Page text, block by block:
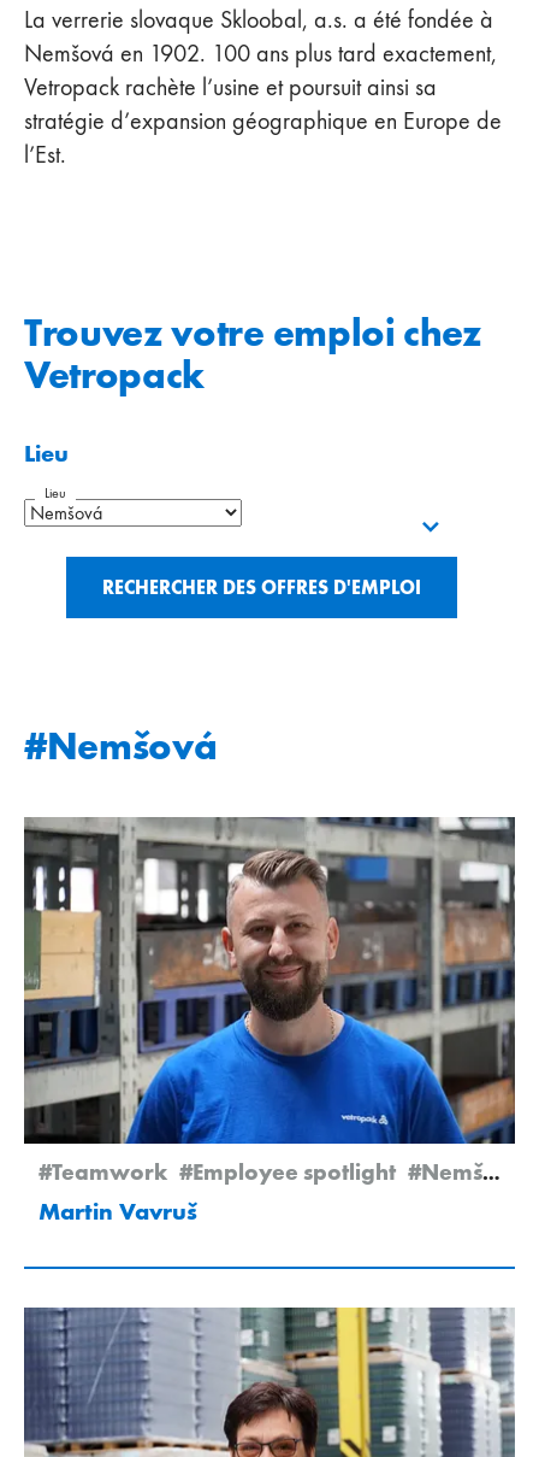
La verrerie slovaque Skloobal, a.s. a été fondée à
Nemšová en 1902. 100 ans plus tard exactement,
Vetropack rachète l’usine et poursuit ainsi sa
stratégie d’expansion géographique en Europe de
l’Est.
Trouvez votre emploi chez
Vetropack
Lieu
Lieu
RECHERCHER DES OFFRES D'EMPLOI
#Nemšová
#Teamwork #Employee spotlight #Nemšová
Martin Vavruš